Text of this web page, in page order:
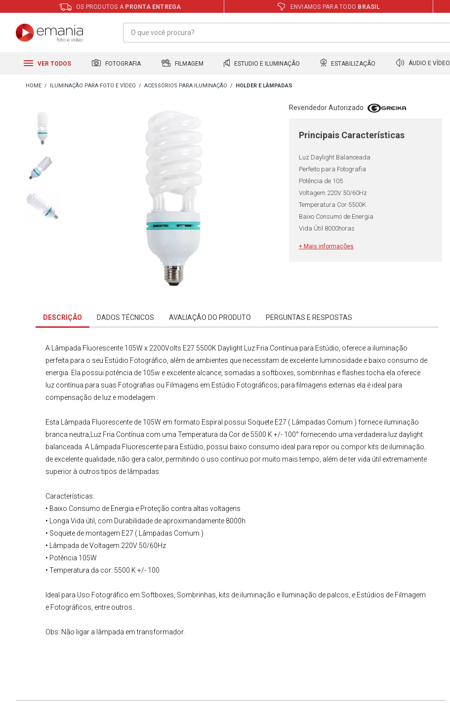
OS PRODUTOS A PRONTA ENTREGA ENVIAMOS PARA TODO BRASIL
VER TODOS FOTOGRAFIA FILMAGEM ESTUDIO E ILUMINAÇÃO ESTABILIZAÇÃO ÁUDIO E VÍDEO
ILUMINAÇÃO PARA FOTO E VÍDEO ACESSÓRIOS PARA ILUMINAÇÃO HOLDER E LÂMPADAS
Revendedor Autorizado
Principais Características
Luz Daylight Balanceada
Perfeito para Fotografia
Potência de 105
Voltagem 220V 50/60Hz
Temperatura Cor 5500K
Baixo Consumo de Energia
Vida Útil 8000horas
+ Mais informações
DESCRIÇÃO DADOS TÉCNICOS AVALIAÇÃO DO PRODUTO PERGUNTAS E RESPOSTAS
A Lâmpada Fluorescente 105W x 2200Volts E27 5500K Daylight Luz Fria Contínua para Estúdio , oferece a iluminação
perfeita para o seu Estúdio Fotográfico, alêm de ambientes que necessitam de excelente luminosidade e baixo consumo de
energia. Ela possui potência de 105w e excelente alcance, somadas a softboxes, sombrinhas e flashes tocha ela oferece
luz contínua para suas Fotografias ou Filmagens em Estúdio Fotográficos; para filmagens externas ela é ideal para
compensação de luz e modelagem .
Esta Lâmpada Fluorescente de 105W em formato Espiral possui Soquete E27 ( Lâmpadas Comum ) fornece iluminação
branca neutra,Luz Fria Contínua com uma Temperatura da Cor de 5500 K +/- 100° fornecendo uma verdadeira luz daylight
balanceada. A
Lâmpada Fluorescente para Estúdio , possui baixo consumo ideal para repor ou compor kits de iluminação
de excelente qualidade, não gera calor, permitindo o uso contínuo por muito mais tempo, além de ter vida útil extremamente
superior à outros tipos de lâmpadas.
Características:
• Baixo Consumo de Energia e Proteção contra altas voltagens
• Longa Vida útil, com Durabilidade de aproximandamente 8000h
• Soquete de montagem E27 ( Lâmpadas Comum )
• Lâmpada de Voltagem 220V 50/60Hz
• Potência 105W
• Temperatura da cor: 5500 K +/- 100
Ideal para Uso Fotográfico em Softboxes, Sombrinhas, kits de iluminação e Iluminação de palcos, e Estúdios de Filmagem
e Fotográficos, entre outros..
Obs: Não ligar a lâmpada em transformador.